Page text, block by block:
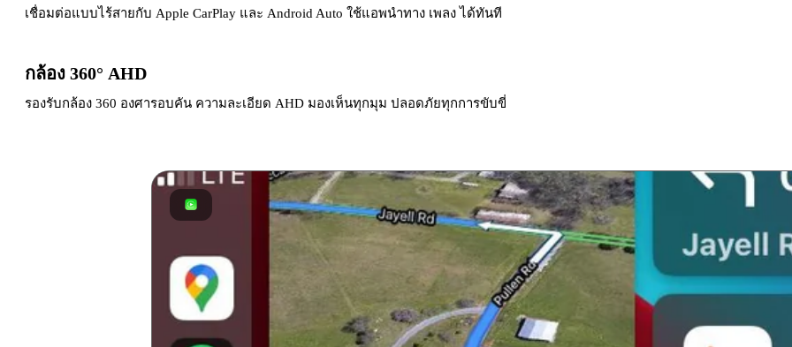
เชื่อมต่อแบบไร้สายกับ Apple CarPlay และ Android Auto ใช้แอพนำทาง เพลง ได้ทันที
กล้อง 360° AHD
รองรับกล้อง 360 องศารอบคัน ความละเอียด AHD มองเห็นทุกมุม ปลอดภัยทุกการขับขี่